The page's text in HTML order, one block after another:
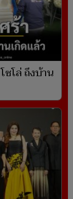
ซโล่ ถึงบ้าน